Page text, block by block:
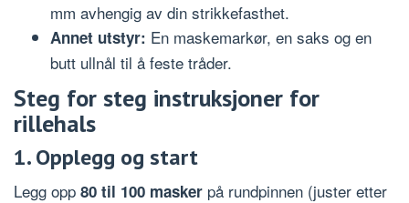
mm avhengig av din strikkefasthet.
Annet utstyr: En maskemarkør, en saks og en
butt ullnål til å feste tråder.
Steg for steg instruksjoner for
rillehals
1. Opplegg og start
Legg opp 80 til 100 masker på rundpinnen (juster etter